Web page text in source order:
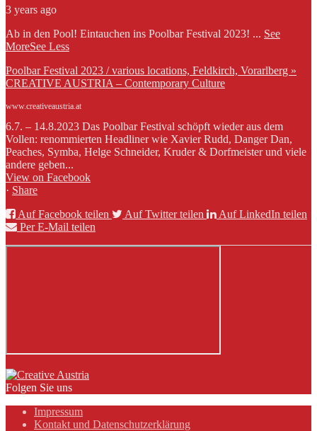
3 years ago
Ab in den Pool! Eintauchen ins Poolbar Festival 2023! ... See
MoreSee Less
Poolbar Festival 2023 / various locations, Feldkirch, Vorarlberg »
CREATIVE AUSTRIA – Contemporary Culture
www.creativeaustria.at
6.7. – 14.8.2023 Das Poolbar Festival schöpft wieder aus dem
Vollen: renommierten Headliner wie Xavier Rudd, Danger Dan,
Peaches, Symba, Helge Schneider, Kruder & Dorfmeister und viele
andere geben...
View on Facebook
· Share
Auf Facebook teilen
Auf Twitter teilen
Auf LinkedIn teilen
Per E-Mail teilen
Folgen Sie uns
Impressum
Kontakt und Datenschutzerklärung